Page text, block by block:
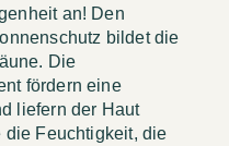
an! Den
bildet die
Die
fördern eine
liefern der Haut
die Feuchtigkeit, die